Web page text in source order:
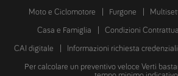
Moto e Ciclomotore Furgone
Casa e Famiglia Condizioni
CAI digitale Informazioni richiesta
Per calcolare un preventivo veloce Verti